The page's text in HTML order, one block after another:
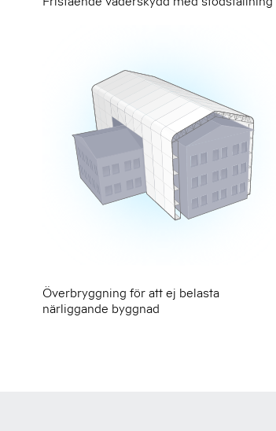
Överbryggning för att ej belasta
närliggande byggnad